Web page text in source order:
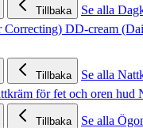
Tillbaka
Se alla
Correcting) DD-cream
Tillbaka
Se alla
för fet och oren hud
Tillbaka
Se alla